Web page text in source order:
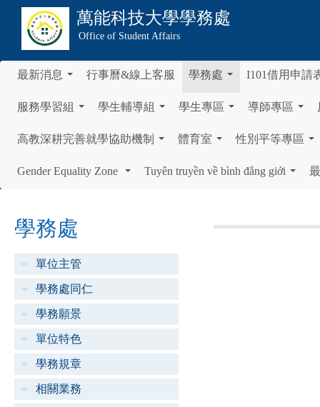
萬能科技大學學務處
Office of Student Affairs
最新消息 行事曆&線上客服 學務處 I101借用申請
服務學習組 學生輔導組 學生專區 導師專區
高教深耕完善就學協助機制 體育室 性別平等專區
Gender Equality Zone
Tuyên truyền về bình đẳng giới
學務處
單位主管
學務處同仁
學務願景
單位特色
學務規章
相關業務